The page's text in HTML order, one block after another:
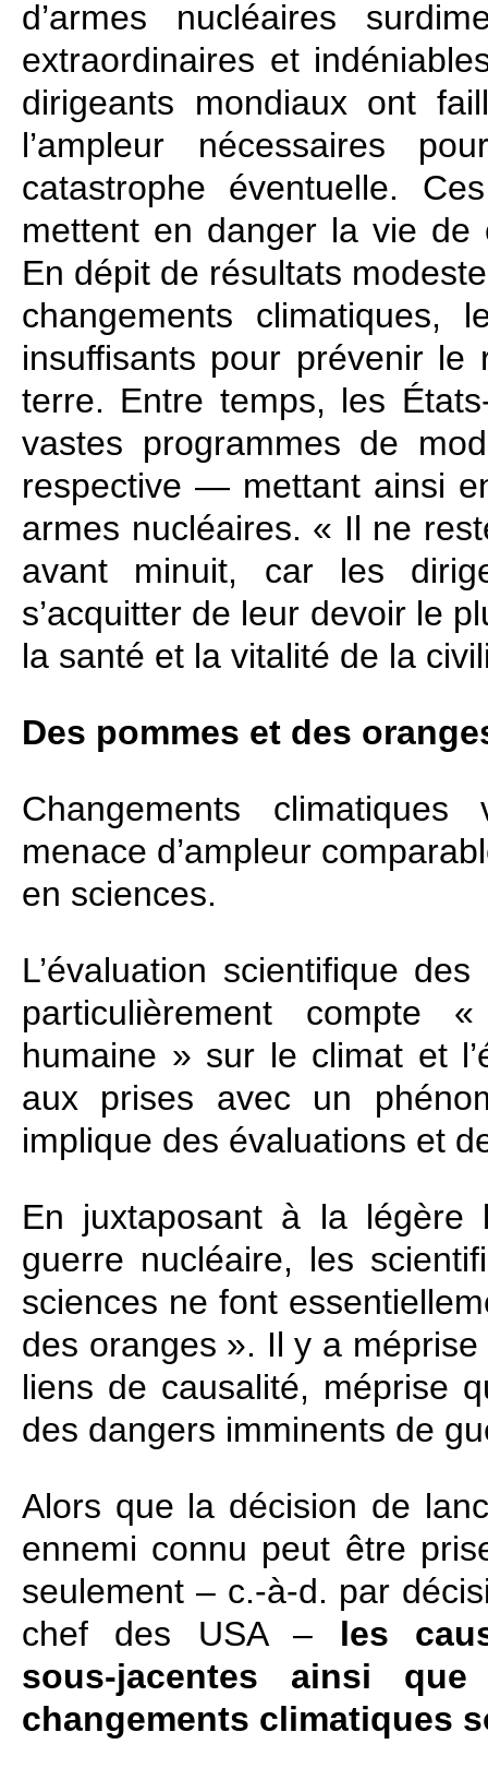
d’armes nucléaires
extraordinaires et
dirigeants mondiaux ont
l’ampleur nécessaires
catastrophe éventuelle.
mettent en danger la vie
En dépit de résultats
changements
insuffisants pour prévenir le
terre. Entre temps, les
vastes programmes de
respective — mettant ainsi
armes nucléaires. « Il ne
avant minuit, car les
s’acquitter de leur devoir le
la santé et la vitalité de la
Des pommes et des
Changements
menace d’ampleur
en sciences.
L’évaluation scientifique
particulièrement compte
humaine » sur le climat et
aux prises avec un
implique des évaluations et
En juxtaposant à la légère
guerre nucléaire, les
sciences ne font
des oranges ». Il y a
liens de causalité, méprise
des dangers imminents de
Alors que la décision de
ennemi connu peut être
seulement – c.‑à‑d. par
chef des USA – les
sous‑jacentes ainsi
changements climatiques